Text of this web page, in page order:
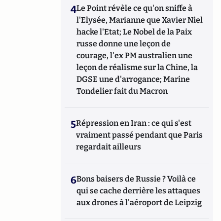
4Le Point révèle ce qu'on sniffe à
l'Elysée, Marianne que Xavier Niel
hacke l'Etat; Le Nobel de la Paix
russe donne une leçon de
courage, l'ex PM australien une
leçon de réalisme sur la Chine, la
DGSE une d'arrogance; Marine
Tondelier fait du Macron
5Répression en Iran : ce qui s'est
vraiment passé pendant que Paris
regardait ailleurs
6Bons baisers de Russie ? Voilà ce
qui se cache derrière les attaques
aux drones à l'aéroport de Leipzig